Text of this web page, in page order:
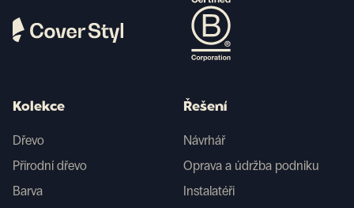
Kolekce
Dřevo
Přírodní dřevo
Barva
Řešení
Návrhář
Oprava a údržba podniku
Instalatéři